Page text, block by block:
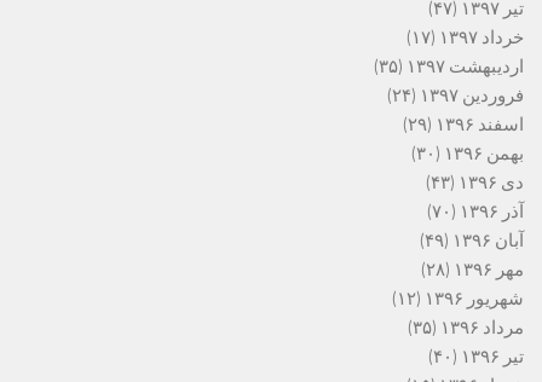
تیر ۱۳۹۷
(۴۷)
خرداد ۱۳۹۷
(۱۷)
اردیبهشت ۱۳۹۷
(۳۵)
فروردین ۱۳۹۷
(۲۴)
اسفند ۱۳۹۶
(۲۹)
بهمن ۱۳۹۶
(۳۰)
دی ۱۳۹۶
(۴۳)
آذر ۱۳۹۶
(۷۰)
آبان ۱۳۹۶
(۴۹)
مهر ۱۳۹۶
(۲۸)
شهریور ۱۳۹۶
(۱۲)
مرداد ۱۳۹۶
(۳۵)
تیر ۱۳۹۶
(۴۰)